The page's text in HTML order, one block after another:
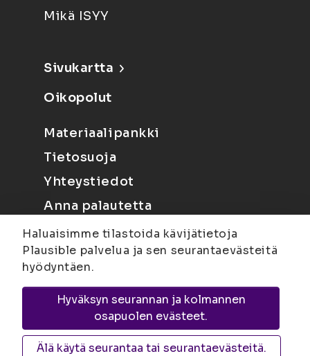
Mikä ISYY
Sivukartta
Oikopolut
Materiaalipankki
Tietosuoja
Yhteystiedot
Anna palautetta
Joensuu
Suvantokatu 6, 80100 Joensuu |
KuopioYliopistonranta 15, PL 1627, 70211
Kuopio
Haluaisimme tilastoida kävijätietoja
Plausible palvelua ja sen seurantaevästeitä
hyödyntäen.
Hyväksyn seurannan ja kolmannen
osapuolen evästeet.
Älä käytä seurantaa tai seurantaevästeitä.